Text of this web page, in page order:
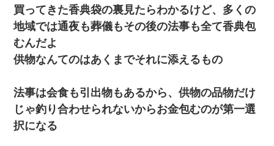
買ってきた香典袋の裏見たらわかるけど、多くの
地域では通夜も葬儀もその後の法事も全て香典包
むんだよ
供物なんてのはあくまでそれに添えるもの
法事は会食も引出物もあるから、供物の品物だけ
じゃ釣り合わせられないからお金包むのが第一選
択になる